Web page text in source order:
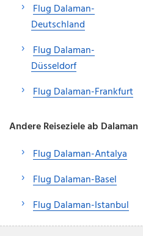
Flug Dalaman-
Deutschland
Flug Dalaman-
Düsseldorf
Flug Dalaman-Frankfurt
Andere Reiseziele ab Dalaman
Flug Dalaman-Antalya
Flug Dalaman-Basel
Flug Dalaman-Istanbul